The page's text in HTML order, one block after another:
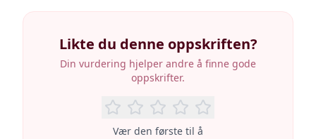
Likte du denne oppskriften?
Din vurdering hjelper andre å finne gode
oppskrifter.
Vær den første til å